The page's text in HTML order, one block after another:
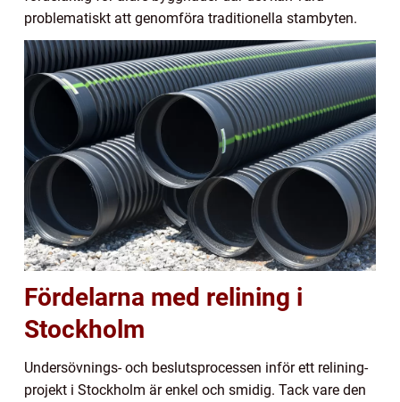
problematiskt att genomföra traditionella stambyten.
Fördelarna med relining i
Stockholm
Undersövnings- och beslutsprocessen inför ett relining-
projekt i Stockholm är enkel och smidig. Tack vare den